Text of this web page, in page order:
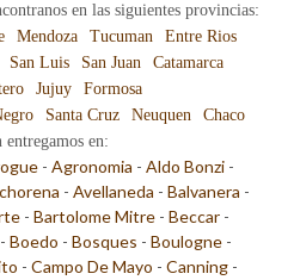
en las siguientes provincias:
Mendoza Tucuman
Entre Rios
San Luis San Juan
Catamarca
Jujuy
Formosa
Santa Cruz Neuquen
Chaco
entregamos en:
- Agronomia - Aldo Bonzi -
- Avellaneda - Balvanera -
- Bartolome Mitre - Beccar -
- Boedo - Bosques - Boulogne -
- Campo De Mayo - Canning -